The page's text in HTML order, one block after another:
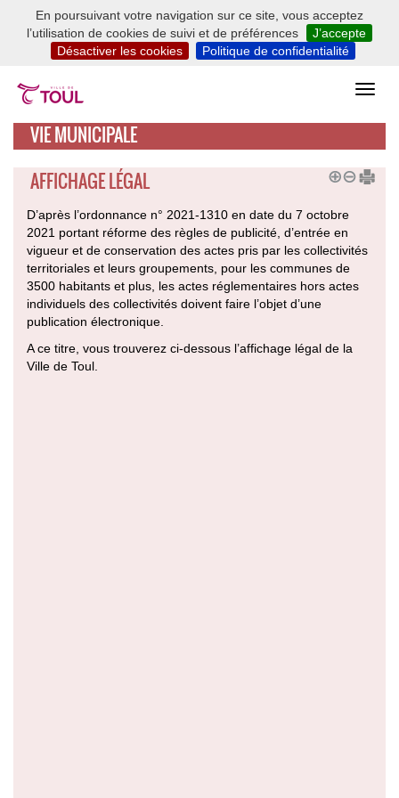
En poursuivant votre navigation sur ce site, vous acceptez
l’utilisation de cookies de suivi et de préférences
J’accepte
Désactiver les cookies
Politique de confidentialité
VIE MUNICIPALE
AFFICHAGE LÉGAL
D’après l’ordonnance n° 2021-1310 en date du 7 octobre
2021 portant réforme des règles de publicité, d’entrée en
vigueur et de conservation des actes pris par les collectivités
territoriales et leurs groupements, pour les communes de
3500 habitants et plus, les actes réglementaires hors actes
individuels des collectivités doivent faire l’objet d’une
publication électronique.
A ce titre, vous trouverez ci-dessous l’affichage légal de la
Ville de Toul.